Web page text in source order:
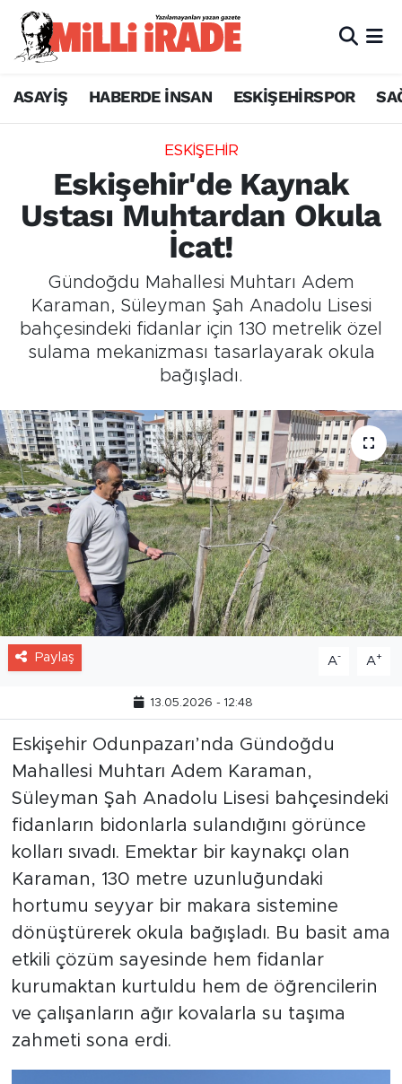
ASAYİŞ HABERDE İNSAN ESKİŞEHİRSPOR
ESKİŞEHİR
Eskişehir'de Kaynak
Ustası Muhtardan Okula
İcat!
Gündoğdu Mahallesi Muhtarı Adem
Karaman, Süleyman Şah Anadolu Lisesi
bahçesindeki fidanlar için 130 metrelik özel
sulama mekanizması tasarlayarak okula
bağışladı.
Paylaş A- A+
13.05.2026 - 12:48
Eskişehir Odunpazarı’nda Gündoğdu
Mahallesi Muhtarı Adem Karaman,
Süleyman Şah Anadolu Lisesi bahçesindeki
fidanların bidonlarla sulandığını görünce
kolları sıvadı. Emektar bir kaynakçı olan
Karaman, 130 metre uzunluğundaki
hortumu seyyar bir makara sistemine
dönüştürerek okula bağışladı. Bu basit ama
etkili çözüm sayesinde hem fidanlar
kurumaktan kurtuldu hem de öğrencilerin
ve çalışanların ağır kovalarla su taşıma
zahmeti sona erdi.